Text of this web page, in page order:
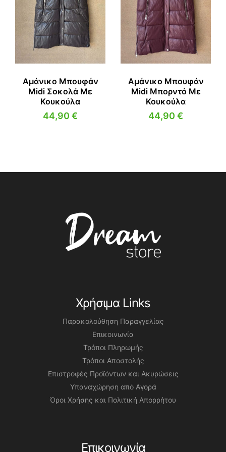
Αμάνικο Μπουφάν
Midi Σοκολά Με
Κουκούλα
44,90 €
Αμάνικο Μπουφάν
Midi Μπορντό Με
Κουκούλα
44,90 €
Χρήσιμα Links
Παρακολούθηση Παραγγελίας
Επικοινωνία
Τρόποι Πληρωμής
Τρόποι Αποστολής
Επιστροφές Προϊόντων και Ακυρώσεις
Υπαναχώρηση από Αγορά
Όροι Χρήσης και Πολιτική Απορρήτου
Επικοινωνία